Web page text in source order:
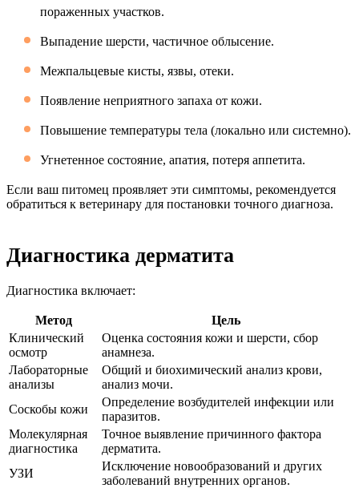
пораженных участков.
Выпадение шерсти, частичное облысение.
Межпальцевые кисты, язвы, отеки.
Появление неприятного запаха от кожи.
Повышение температуры тела (локально или системно).
Угнетенное состояние, апатия, потеря аппетита.
Если ваш питомец проявляет эти симптомы, рекомендуется
обратиться к ветеринару для постановки точного диагноза.
Диагностика дерматита
Диагностика включает:
Метод
Цель
Клинический
осмотр
Оценка состояния кожи и шерсти, сбор
анамнеза.
Лабораторные
анализы
Общий и биохимический анализ крови,
анализ мочи.
Соскобы кожи
Определение возбудителей инфекции или
паразитов.
Молекулярная
диагностика
Точное выявление причинного фактора
дерматита.
УЗИ
Исключение новообразований и других
заболеваний внутренних органов.